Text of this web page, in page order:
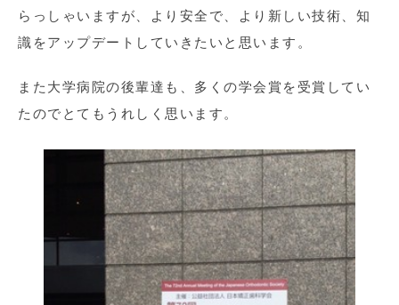
らっしゃいますが、より安全で、より新しい技術、知
識をアップデートしていきたいと思います。
また大学病院の後輩達も、多くの学会賞を受賞してい
たのでとてもうれしく思います。